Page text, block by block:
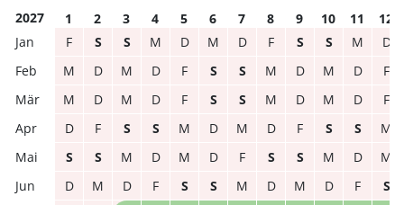
2027 1 2 3 4 5 6 7 8 9 10 11
12
F
S S M D M D F S S M
D
M
D M D F S S M D M D
F
M
D M D F S S M D M D
F
D
F S S M D M D F S S
M
S
S M D M D F S S M D
M
D
M D F S S M D M D F
S